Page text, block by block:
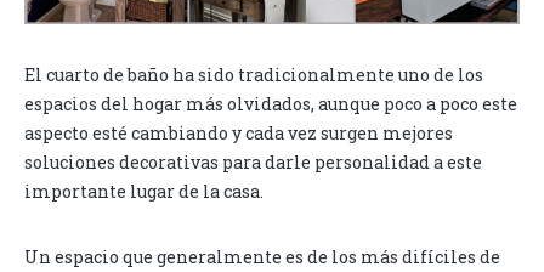
El cuarto de baño ha sido tradicionalmente uno de los
espacios del hogar más olvidados, aunque poco a poco este
aspecto esté cambiando y cada vez surgen mejores
soluciones decorativas para darle personalidad a este
importante lugar de la casa.
Un espacio que generalmente es de los más difíciles de